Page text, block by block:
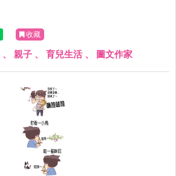
收藏
、 親子 、 育兒生活、 圖文作家